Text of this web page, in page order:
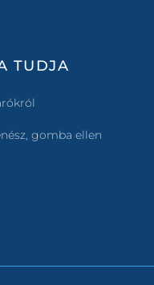
TUDJA
gomba ellen